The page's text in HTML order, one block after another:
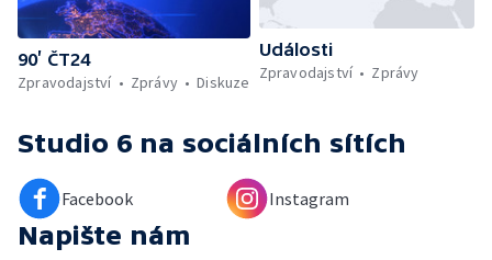
90’ ČT24
Zpravodajství
Zprávy Diskuze
Události
Zpravodajství
Zprávy
Studio 6 na sociálních sítích
Facebook Instagram
Napište nám